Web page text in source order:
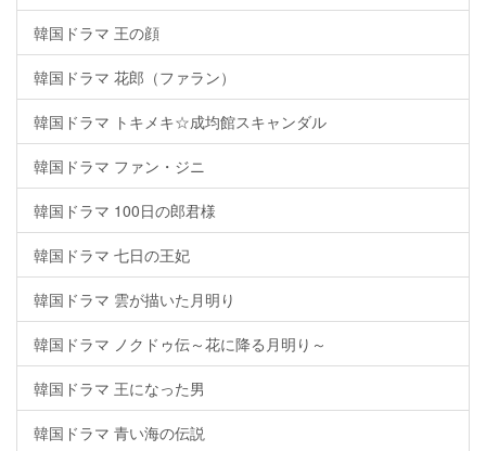
韓国ドラマ 王の顔
韓国ドラマ 花郎（ファラン）
韓国ドラマ トキメキ☆成均館スキャンダル
韓国ドラマ ファン・ジニ
韓国ドラマ 100日の郎君様
韓国ドラマ 七日の王妃
韓国ドラマ 雲が描いた月明り
韓国ドラマ ノクドゥ伝～花に降る月明り～
韓国ドラマ 王になった男
韓国ドラマ 青い海の伝説